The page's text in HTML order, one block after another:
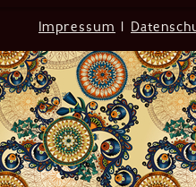
Impressum |